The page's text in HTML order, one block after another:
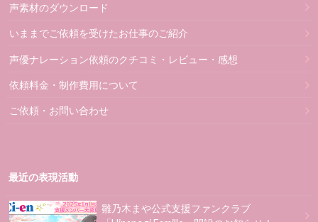
声素材のダウンロード
いままでご依頼を受けたお仕事のご紹介
声優ナレーション依頼のクチコミ・レビュー・感想
依頼料金・制作費用について
ご依頼・お問い合わせ
最近の表現活動
雛乃木まや公式支援ファンクラブ